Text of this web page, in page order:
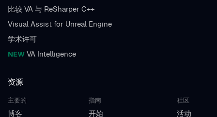
比较 VA 与 ReSharper C++
Visual Assist for Unreal Engine
学术许可
NEW VA Intelligence
资源
主要的
博客
指南
开始
社区
活动